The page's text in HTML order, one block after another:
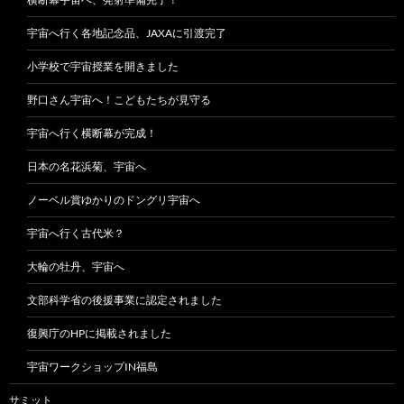
宇宙へ行く各地記念品、JAXAに引渡完了
小学校で宇宙授業を開きました
野口さん宇宙へ！こどもたちが見守る
宇宙へ行く横断幕が完成！
日本の名花浜菊、宇宙へ
ノーベル賞ゆかりのドングリ宇宙へ
宇宙へ行く古代米？
大輪の牡丹、宇宙へ
文部科学省の後援事業に認定されました
復興庁のHPに掲載されました
宇宙ワークショップIN福島
サミット